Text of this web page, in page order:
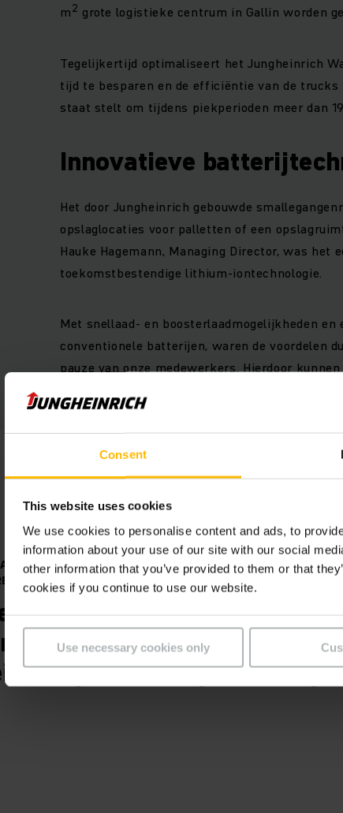
Consent
This website uses cookies
We use cookies to personalise content and ads, to
information about your use of our site with our social
other information that you’ve provided to them or that
cookies if you continue to use our website.
Use necessary cookies only
m2 grote logistieke centrum in Gallin worden
Tegelijkertijd optimaliseert het Jungheinrich
tijd te besparen en de efficiëntie van de
staat stelt om tijdens piekperioden meer dan
Innovatieve
Het door Jungheinrich gebouwde
opslaglocaties voor palletten of een
Hauke Hagemann, Managing Director, was het
toekomstbestendige lithium-iontechnologie.
Met snellaad- en boosterlaadmogelijkheden
conventionele batterijen, waren de voordelen
pauze van onze medewerkers. Hierdoor
DS GROUP
technologie tot de service
- met deze allround
past alles perfect bij